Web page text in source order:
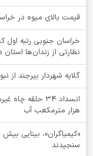
قیمت بالای میوه در
نظارتی از زندان‌ها استان
گلایه شهردار بیرجند
هزار مترمکعب آب
سنجیدند